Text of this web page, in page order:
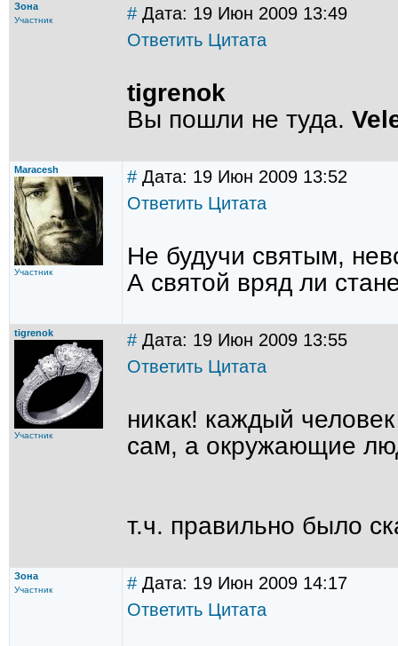
Зона
Участник # Дата: 19 Июн 2009 13:49
Ответить Цитата
tigrenok
Вы пошли не туда.
Maracesh
Участник
# Дата: 19 Июн 2009 13:52
Ответить Цитата
Не будучи святым,
А святой вряд ли
tigrenok
Участник
# Дата: 19 Июн 2009 13:55
Ответить Цитата
никак! каждый
сам, а окружающие
т.ч. правильно было
Зона
Участник # Дата: 19 Июн 2009 14:17
Ответить Цитата